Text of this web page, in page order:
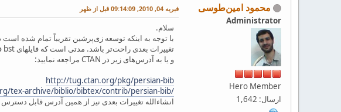
محمود امین‌طوسی
Administrator
Hero Member
ارسال: 1,642
فبریه 04, 2010, 09:14:09 قبل از ظهر
سلام.
و یا به آدرس‌های زیر در CTAN مراجعه نمایید:
http://tug.ctan.org/pkg/persian-bib
tex-archive/biblio/bibtex/contrib/persian-bib/
انشاءالله تغییرات بعدی نیز از همین آدرس قابل